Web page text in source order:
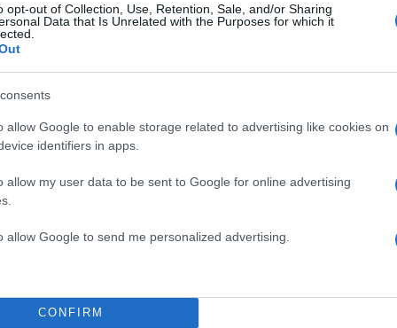
opt-out of Collection, Use, Retention, Sale, and/or Sharing
Data that Is Unrelated with the Purposes for which it
allow Google to enable storage related to advertising like cookies on
identifiers in apps.
allow my user data to be sent to Google for online advertising
allow Google to send me personalized advertising.
CONFIRMΒόρεια Κορέα: Η